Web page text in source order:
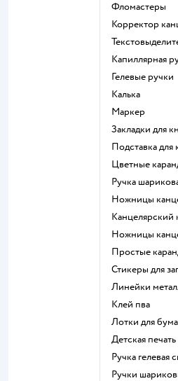
Фломастеры
Корректор
Капиллярная
Гелевые ручки
Калька
Маркер
Закладки для
Подставка для
Цветные
Ручка
Ножницы
Канцелярский
Ножницы
Простые
Стикеры для
Линейки
Клей пва
Лотки для
Детская печать
Ручка гелевая
Ручки